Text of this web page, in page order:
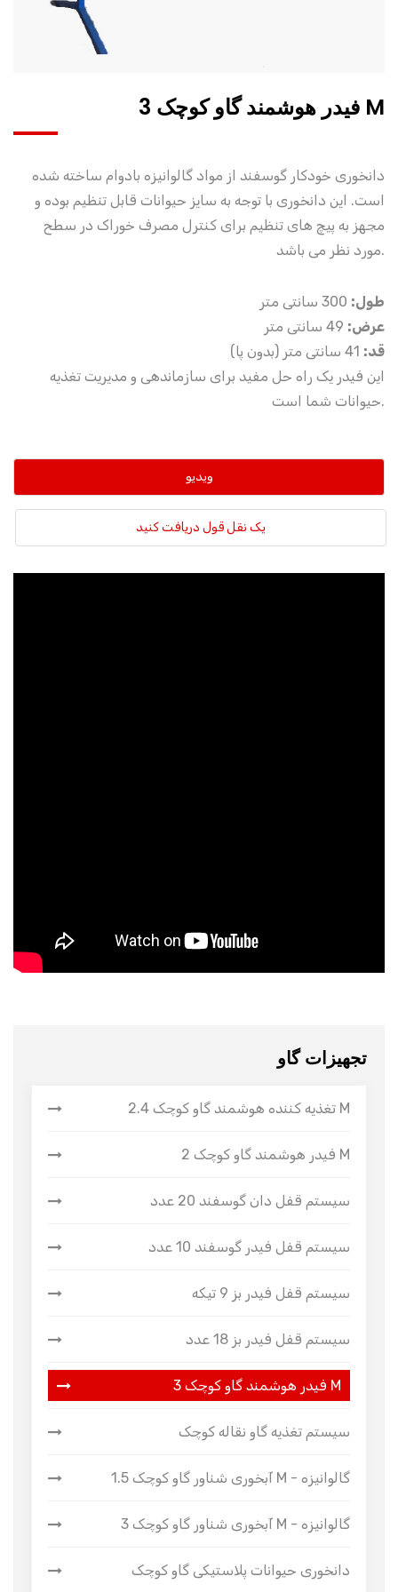
فیدر هوشمند گاو کوچک 3 M
دانخوری خودکار گوسفند از مواد گالوانیزه بادوام ساخته شده
است. این دانخوری با توجه به سایز حیوانات قابل تنظیم بوده و
مجهز به پیچ های تنظیم برای کنترل مصرف خوراک در سطح
مورد نظر می باشد.
طول:
عرض:
قد:
این فیدر یک راه حل مفید برای سازماندهی و مدیریت تغذیه
حیوانات شما است.
ویدیو
یک نقل قول دریافت کنید
تجهیزات گاو
تغذیه کننده هوشمند گاو کوچک 2.4 M
فیدر هوشمند گاو کوچک 2 M
سیستم قفل دان گوسفند 20 عدد
سیستم قفل فیدر گوسفند 10 عدد
سیستم قفل فیدر بز 9 تیکه
سیستم قفل فیدر بز 18 عدد
فیدر هوشمند گاو کوچک 3 M
سیستم تغذیه گاو نقاله کوچک
آبخوری شناور گاو کوچک 1.5 M - گالوانیزه
آبخوری شناور گاو کوچک 3 M - گالوانیزه
دانخوری حیوانات پلاستیکی گاو کوچک